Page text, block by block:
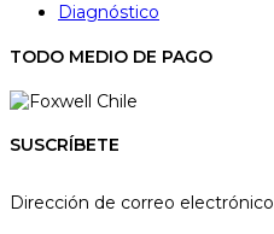
Diagnóstico
TODO MEDIO DE PAGO
SUSCRÍBETE
Dirección de correo